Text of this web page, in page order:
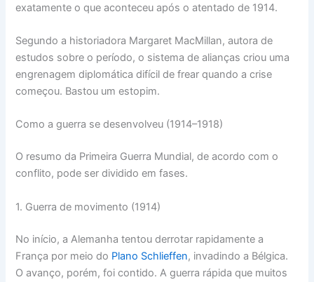
exatamente o que aconteceu após o atentado de 1914.
Segundo a historiadora Margaret MacMillan, autora de
estudos sobre o período, o sistema de alianças criou uma
engrenagem diplomática difícil de frear quando a crise
começou. Bastou um estopim.
Como a guerra se desenvolveu (1914–1918)
O resumo da Primeira Guerra Mundial, de acordo com o
conflito, pode ser dividido em fases.
1. Guerra de movimento (1914)
No início, a Alemanha tentou derrotar rapidamente a
França por meio do Plano Schlieffen, invadindo a Bélgica.
O avanço, porém, foi contido. A guerra rápida que muitos